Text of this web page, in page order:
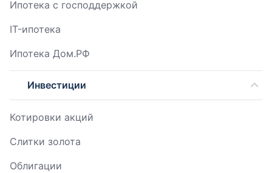
Ипотека с господдержкой
IT-ипотека
Ипотека Дом.РФ
Инвестиции
Котировки акций
Слитки золота
Облигации